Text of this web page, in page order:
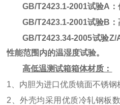
GB/T2423.1-2001试验A
GB/T2423.1-2001试验B
GB/T2423.34-2005试验Z/
性能范围内的温湿度试验。
高低温测试箱箱体材质：
1 、内胆为进口优质镜面不锈钢
2 、外壳均采用优质冷轧钢板